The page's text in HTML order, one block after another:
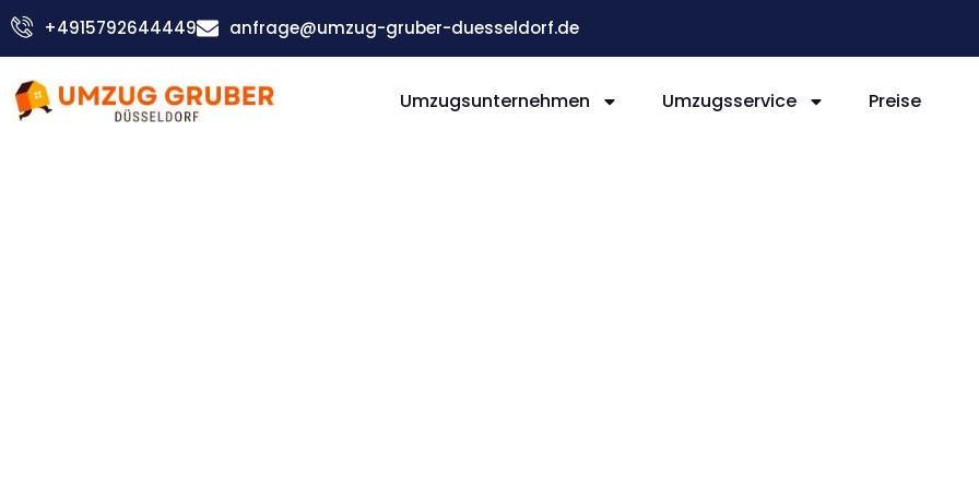
Zum
Inhalt
+4915792644449 anfrage@umzug-gruber-duesseldorf.de
Umzugsunternehmen Umzugsservice Preise